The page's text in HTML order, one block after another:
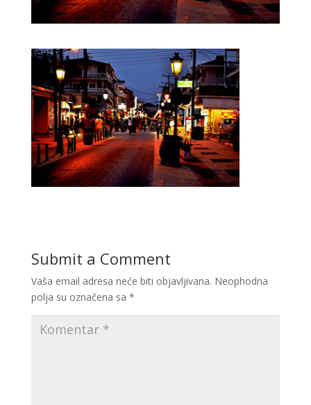
Submit a Comment
Vaša email adresa neće biti objavljivana. Neophodna
polja su označena sa *